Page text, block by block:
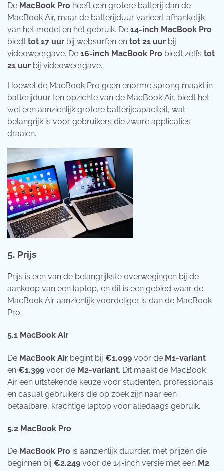
De MacBook Pro heeft een grotere batterij dan de
MacBook Air, maar de batterijduur varieert afhankelijk
van het model en het gebruik. De 14-inch MacBook Pro
biedt tot 17 uur bij websurfen en tot 21 uur bij
videoweergave. De 16-inch MacBook Pro biedt zelfs tot
21 uur bij videoweergave.
Hoewel de MacBook Pro geen enorme sprong maakt in
batterijduur ten opzichte van de MacBook Air, biedt het
wel een aanzienlijk grotere batterijcapaciteit, wat
belangrijk is voor gebruikers die zware applicaties
draaien.
5. Prijs
Prijs is een van de belangrijkste overwegingen bij de
aankoop van een laptop, en dit is een gebied waar de
MacBook Air aanzienlijk voordeliger is dan de MacBook
Pro.
5.1 MacBook Air
De MacBook Air begint bij €1.099 voor de M1-variant
en €1.399 voor de M2-variant. Dit maakt de MacBook
Air een uitstekende keuze voor studenten, professionals
en casual gebruikers die op zoek zijn naar een
betaalbare, krachtige laptop voor alledaags gebruik.
5.2 MacBook Pro
De MacBook Pro is aanzienlijk duurder, met prijzen die
beginnen bij €2.249 voor de 14-inch versie met een M2